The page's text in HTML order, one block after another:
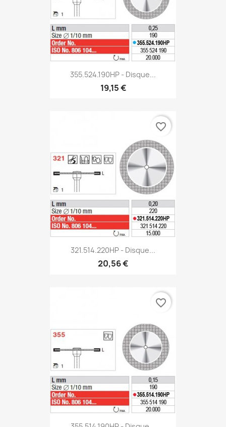
355.524.190HP - Disque...
19,15 €
321.514.220HP - Disque...
20,56 €
favorite_border
favorite_border